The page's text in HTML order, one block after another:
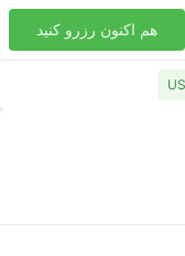
هم اکنون رزرو کنید